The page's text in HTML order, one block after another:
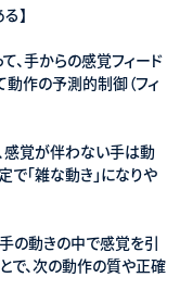
】
、手からの感覚フィード
動作の予測的制御（フィ
感覚が伴わない手は動
「雑な動き」になりや
手の動きの中で感覚を引
で、次の動作の質や正確